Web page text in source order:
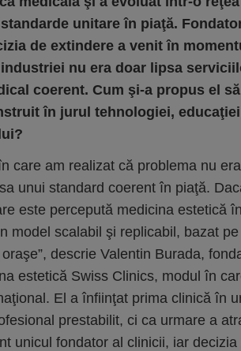
unitare în piaţă.
de extindere a venit în
nu era doar lipsa
coerent. Cum şi-a propus el
în jurul tehnologiei,
care am realizat că problema nu
unui standard coerent în piaţă.
este percepută medicina estetică
model scalabil şi replicabil, bazat
descrie Valentin Burada,
estetică Swiss Clinics, modul în
El a înfiinţat prima clinică în
prestabilit, ci ca urmare a
unicul fondator al clinicii, iar